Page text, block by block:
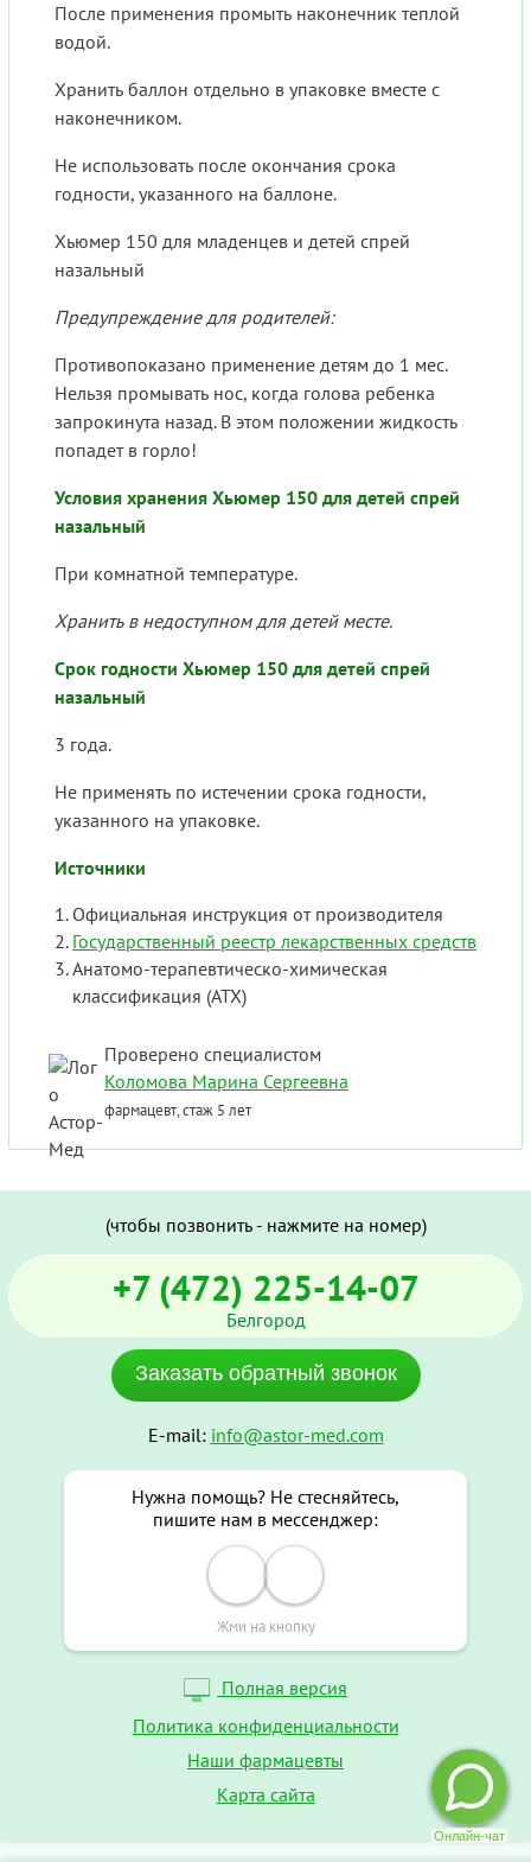
После применения промыть наконечник теплой
водой.
Хранить баллон отдельно в упаковке вместе с
наконечником.
Не использовать после окончания срока
годности, указанного на баллоне.
Хьюмер 150 для младенцев и детей спрей
назальный
Предупреждение для родителей:
Противопоказано применение детям до 1 мес.
Нельзя промывать нос, когда голова ребенка
запрокинута назад. В этом положении жидкость
попадет в горло!
Условия хранения Хьюмер 150 для детей спрей
назальный
При комнатной температуре.
Хранить в недоступном для детей месте.
Срок годности Хьюмер 150 для детей спрей
назальный
3 года.
Не применять по истечении срока годности,
указанного на упаковке.
Источники
Официальная инструкция от производителя
Государственный реестр лекарственных средств
Анатомо-терапевтическо-химическая
классификация (ATX)
Проверено специалистом
Коломова Марина Сергеевна
фармацевт, стаж 5 лет
(чтобы позвонить - нажмите на номер)
+7 (472) 225-14-07
Белгород
Заказать обратный звонок
E-mail: info@astor-med.com
Нужна помощь? Не стесняйтесь,
пишите нам в мессенджер:
Жми на кнопку
Полная версия
Политика конфиденциальности
Наши фармацевты
Карта сайта